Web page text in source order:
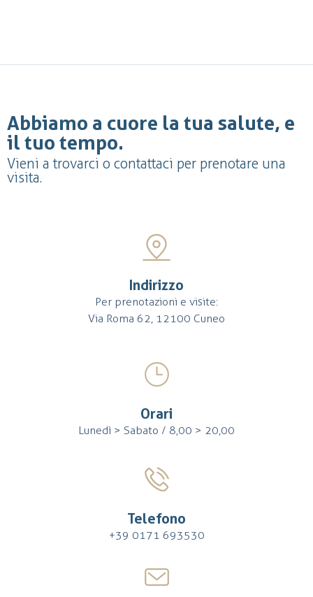
Abbiamo a cuore la tua salute, e
il tuo tempo.
Vieni a trovarci o contattaci per prenotare una
visita.
Indirizzo
Per prenotazioni e visite:
Via Roma 62, 12100 Cuneo
Orari
Lunedì > Sabato / 8,00 > 20,00
Telefono
+39 0171 693530